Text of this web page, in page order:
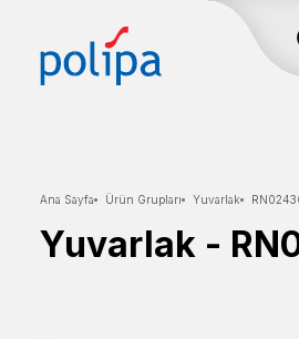
Ana Sayfa Ürün Grupları Yuvarlak
Yuvarlak -